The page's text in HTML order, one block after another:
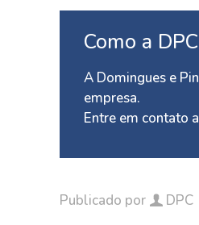
Como a
A Domingues e
empresa.
Entre em contato
Publicado por DPC